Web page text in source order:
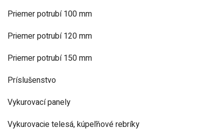
Priemer potrubí 100 mm
Priemer potrubí 120 mm
Priemer potrubí 150 mm
Príslušenstvo
Vykurovací panely
Vykurovacie telesá, kúpeľňové rebríky